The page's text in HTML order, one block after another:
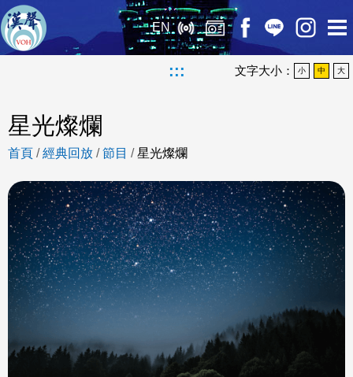
EN
::: 文字大小： 小 中 大
星光燦爛
首頁 /經典回放 /節目 /星光燦爛